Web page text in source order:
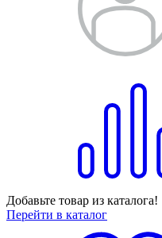
Добавьте товар из каталога!
Перейти в каталог